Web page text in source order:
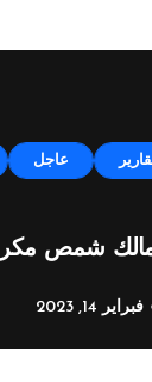
عاجل
مالك شمص
فبراير 14, 2023